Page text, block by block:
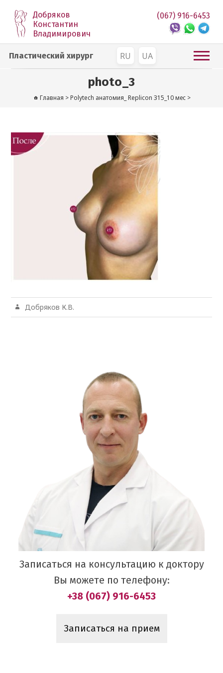
Добряков
Константин
Владимирович
RU UA
(067) 916-6453
Пластический хирург
photo_3
Главная >Polytech анатомия_ Replicon 315_10 мес>
Добряков К.В.
Записаться на консультацию к доктору
Вы можете по телефону:
+38 (067) 916-6453
Записаться на прием